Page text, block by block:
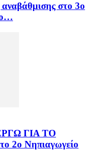
αναβάθμισης στο 3ο
ΓΙΑ ΤΟ
2ο Νηπιαγωγείο